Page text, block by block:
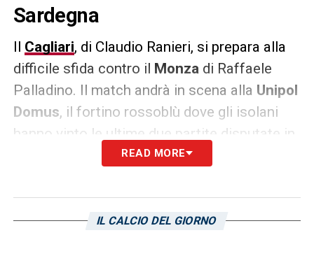
Sardegna
Il Cagliari, di Claudio Ranieri, si prepara alla
difficile sfida contro il Monza di Raffaele
Palladino. Il match andrà in scena alla Unipol
Domus, il fortino rossoblù dove gli isolani
hanno vinto le ultime due partite disputate in
Sardegna. Prima contro il Frosinone, nella
Alberto Gilardino. In vista della gara contro i
brianzoli, le truppe del tecnico ex Leicester
READ MORE
IL CALCIO DEL GIORNO